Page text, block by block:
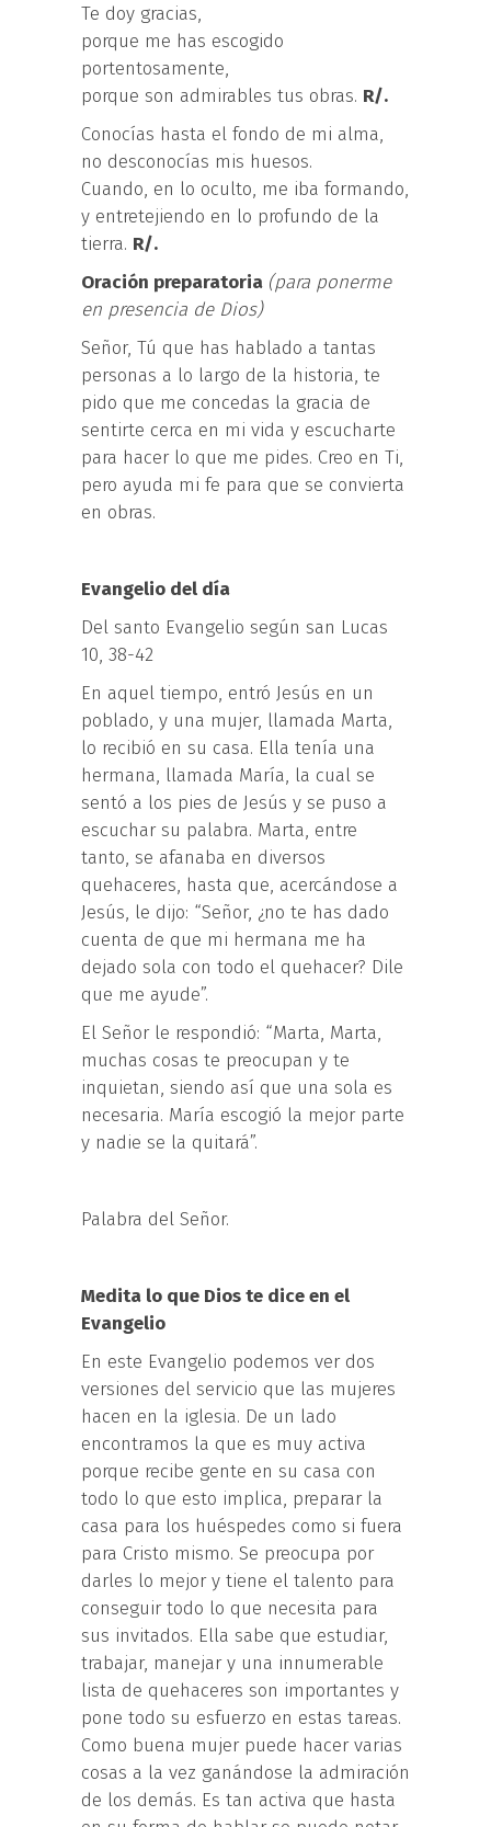
Te doy gracias,
porque me has escogido
portentosamente,
porque son admirables tus obras. R/.
Conocías hasta el fondo de mi alma,
no desconocías mis huesos.
Cuando, en lo oculto, me iba formando,
y entretejiendo en lo profundo de la
tierra. R/.
Oración preparatoria (para ponerme
en presencia de Dios)
Señor, Tú que has hablado a tantas
personas a lo largo de la historia, te
pido que me concedas la gracia de
sentirte cerca en mi vida y escucharte
para hacer lo que me pides. Creo en Ti,
pero ayuda mi fe para que se convierta
en obras.
Evangelio del día
Del santo Evangelio según san Lucas
10, 38-42
En aquel tiempo, entró Jesús en un
poblado, y una mujer, llamada Marta,
lo recibió en su casa. Ella tenía una
hermana, llamada María, la cual se
sentó a los pies de Jesús y se puso a
escuchar su palabra. Marta, entre
tanto, se afanaba en diversos
quehaceres, hasta que, acercándose a
Jesús, le dijo: “Señor, ¿no te has dado
cuenta de que mi hermana me ha
dejado sola con todo el quehacer? Dile
que me ayude”.
El Señor le respondió: “Marta, Marta,
muchas cosas te preocupan y te
inquietan, siendo así que una sola es
necesaria. María escogió la mejor parte
y nadie se la quitará”.
Palabra del Señor.
Medita lo que Dios te dice en el
Evangelio
En este Evangelio podemos ver dos
versiones del servicio que las mujeres
hacen en la iglesia. De un lado
encontramos la que es muy activa
porque recibe gente en su casa con
todo lo que esto implica, preparar la
casa para los huéspedes como si fuera
para Cristo mismo. Se preocupa por
darles lo mejor y tiene el talento para
conseguir todo lo que necesita para
sus invitados. Ella sabe que estudiar,
trabajar, manejar y una innumerable
lista de quehaceres son importantes y
pone todo su esfuerzo en estas tareas.
Como buena mujer puede hacer varias
cosas a la vez ganándose la admiración
de los demás. Es tan activa que hasta